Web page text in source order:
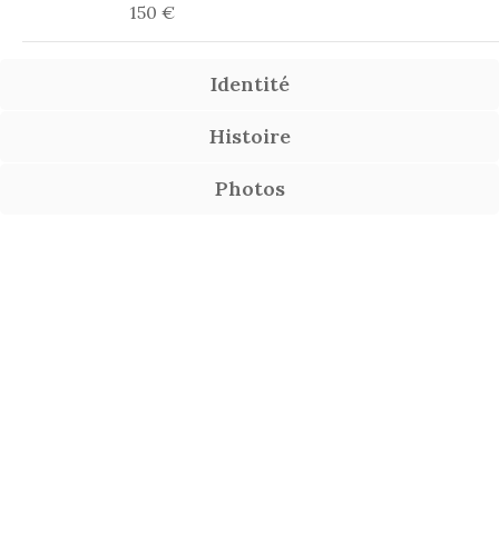
150 €
Identité
Histoire
Photos